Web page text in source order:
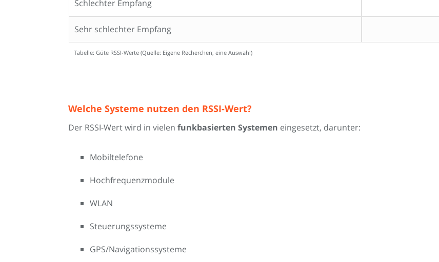
Schlechter Empfang
Sehr schlechter Empfang
Tabelle: Güte RSSI-Werte (Quelle: Eigene Recherchen, eine Auswahl)
Welche Systeme nutzen den RSSI-Wert?
Der RSSI-Wert wird in vielen funkbasierten Systemen eingesetzt, darunter:
Mobiltelefone
Hochfrequenzmodule
WLAN
Steuerungssysteme
GPS/Navigationssysteme